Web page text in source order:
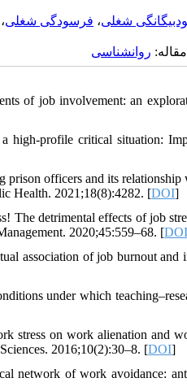
شغلی، فرسودگی شغلی،
روانشناسی
of job involvement: an
high-profile critical situation:
officers and its
Health. 2021;18(8):4282. [DOI]
detrimental effects of job
2020;45:559–68. [
association of job burnout and
under which
on work alienation and
2016;10(2):30–8. [DOI]
of work avoidance: